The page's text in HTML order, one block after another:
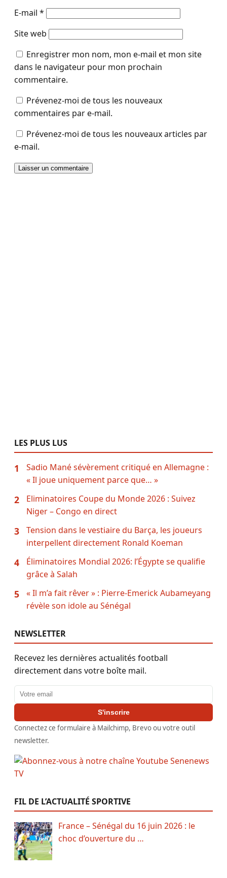
E-mail *
Site web
Enregistrer mon nom, mon e-mail et mon site
dans le navigateur pour mon prochain
commentaire.
Prévenez-moi de tous les nouveaux
commentaires par e-mail.
Prévenez-moi de tous les nouveaux articles par
e-mail.
LES PLUS LUS
1
Sadio Mané sévèrement critiqué en Allemagne :
« Il joue uniquement parce que… »
2
Eliminatoires Coupe du Monde 2026 : Suivez
Niger – Congo en direct
3
Tension dans le vestiaire du Barça, les joueurs
interpellent directement Ronald Koeman
4
Éliminatoires Mondial 2026: l’Égypte se qualifie
grâce à Salah
5
« Il m’a fait rêver » : Pierre-Emerick Aubameyang
révèle son idole au Sénégal
NEWSLETTER
Recevez les dernières actualités football
directement dans votre boîte mail.
Adresse email
S'inscrire
Connectez ce formulaire à Mailchimp, Brevo ou votre outil
newsletter.
FIL DE L’ACTUALITÉ SPORTIVE
France – Sénégal du 16 juin 2026 : le
choc d’ouverture du …